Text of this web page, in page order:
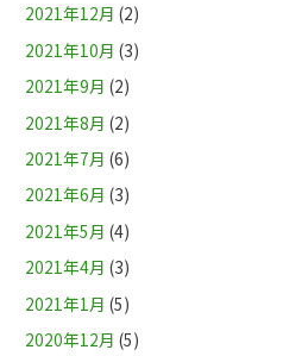
2021年12月 (2)
2021年10月 (3)
2021年9月 (2)
2021年8月 (2)
2021年7月 (6)
2021年6月 (3)
2021年5月 (4)
2021年4月 (3)
2021年1月 (5)
2020年12月 (5)